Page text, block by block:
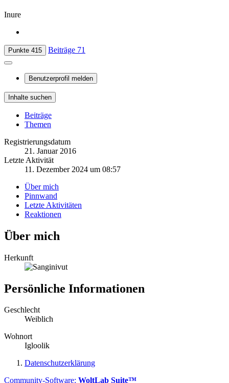
Inure
Punkte 415 Beiträge 71
Benutzerprofil melden
Inhalte suchen
Beiträge
Themen
Registrierungsdatum
21. Januar 2016
Letzte Aktivität
11. Dezember 2024 um 08:57
Über mich
Pinnwand
Letzte Aktivitäten
Reaktionen
Über mich
Herkunft
Persönliche Informationen
Geschlecht
Weiblich
Wohnort
Igloolik
Datenschutzerklärung
Community-Software: WoltLab Suite™